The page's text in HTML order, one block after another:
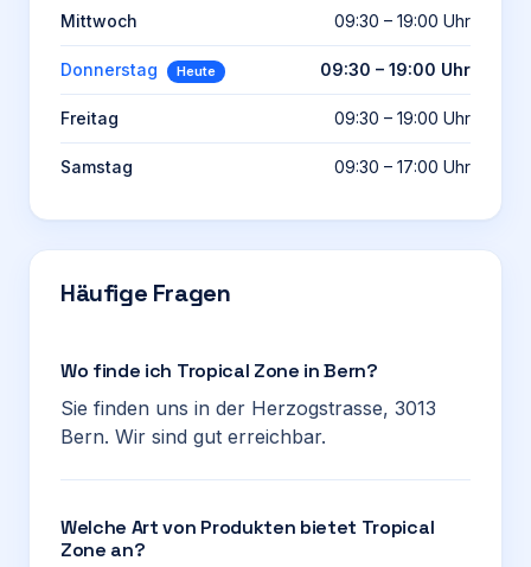
Mittwoch 09:30 – 19:00 Uhr
Donnerstag Heute 09:30 – 19:00 Uhr
Freitag 09:30 – 19:00 Uhr
Samstag 09:30 – 17:00 Uhr
Häufige Fragen
Wo finde ich Tropical Zone in Bern?
Sie finden uns in der Herzogstrasse, 3013
Bern. Wir sind gut erreichbar.
Welche Art von Produkten bietet Tropical
Zone an?